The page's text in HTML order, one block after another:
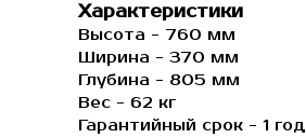
Характеристики
Высота - 760 мм
Ширина - 370 мм
Глубина - 805 мм
Вес - 62 кг
Гарантийный срок - 1 год